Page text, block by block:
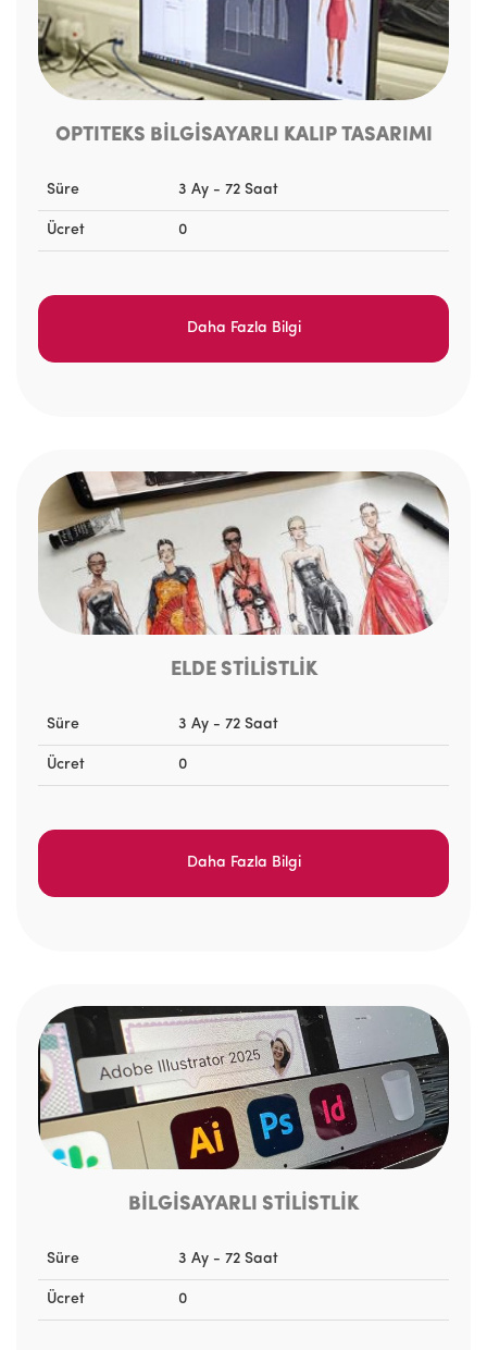
OPTITEKS BİLGİSAYARLI KALIP TASARIMI
Süre 3 Ay - 72 Saat
Ücret 0
Daha Fazla Bilgi
ELDE STİLİSTLİK
Süre 3 Ay - 72 Saat
Ücret 0
Daha Fazla Bilgi
BİLGİSAYARLI STİLİSTLİK
Süre 3 Ay - 72 Saat
Ücret 0